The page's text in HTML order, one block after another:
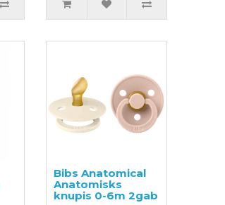
Bibs Anatomical
Anatomisks
knupis 0-6m 2gab